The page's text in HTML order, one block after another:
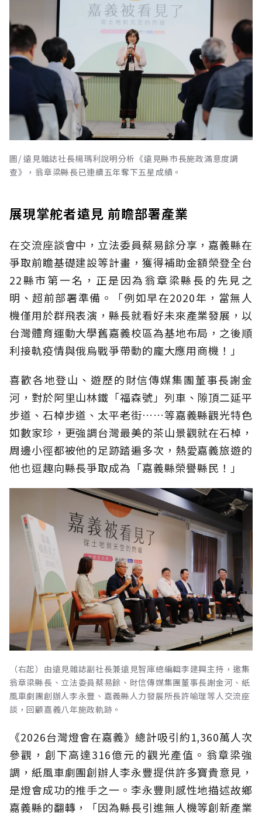
圖/ 遠見雜誌社長楊瑪利說明分析《遠見縣市長施政滿意度調
查》，翁章梁縣長已連續五年奪下五星成績。
展現掌舵者遠見 前瞻部署產業
在交流座談會中，立法委員蔡易餘分享，嘉義縣在
爭取前瞻基礎建設等計畫，獲得補助金額榮登全台
22縣市第一名，正是因為翁章梁縣長的先見之
明、超前部署準備。「例如早在2020年，當無人
機僅用於群飛表演，縣長就看好未來產業發展，以
台灣體育運動大學舊嘉義校區為基地布局，之後順
利接軌疫情與俄烏戰爭帶動的龐大應用商機！」
喜歡各地登山、遊歷的財信傳媒集團董事長謝金
河，對於阿里山林鐵「福森號」列車、隙頂二延平
步道、石棹步道、太平老街……等嘉義縣觀光特色
如數家珍，更強調台灣最美的茶山景觀就在石棹，
周邊小徑都被他的足跡踏遍多次，熱愛嘉義旅遊的
他也逗趣向縣長爭取成為「嘉義縣榮譽縣民！」
（右起）由遠見雜誌副社長兼遠見智庫總編輯李建興主持，邀集
翁章梁縣長、立法委員蔡易餘、財信傳媒集團董事長謝金河、紙
風車劇團創辦人李永豐、嘉義縣人力發展所長許喻理等人交流座
談，回顧嘉義八年施政軌跡。
《2026台灣燈會在嘉義》總計吸引約1,360萬人次
參觀，創下高達316億元的觀光產值。翁章梁強
調，紙風車劇團創辦人李永豐提供許多寶貴意見，
是燈會成功的推手之一。李永豐則感性地描述故鄉
嘉義縣的翻轉，「因為縣長引進無人機等創新產業